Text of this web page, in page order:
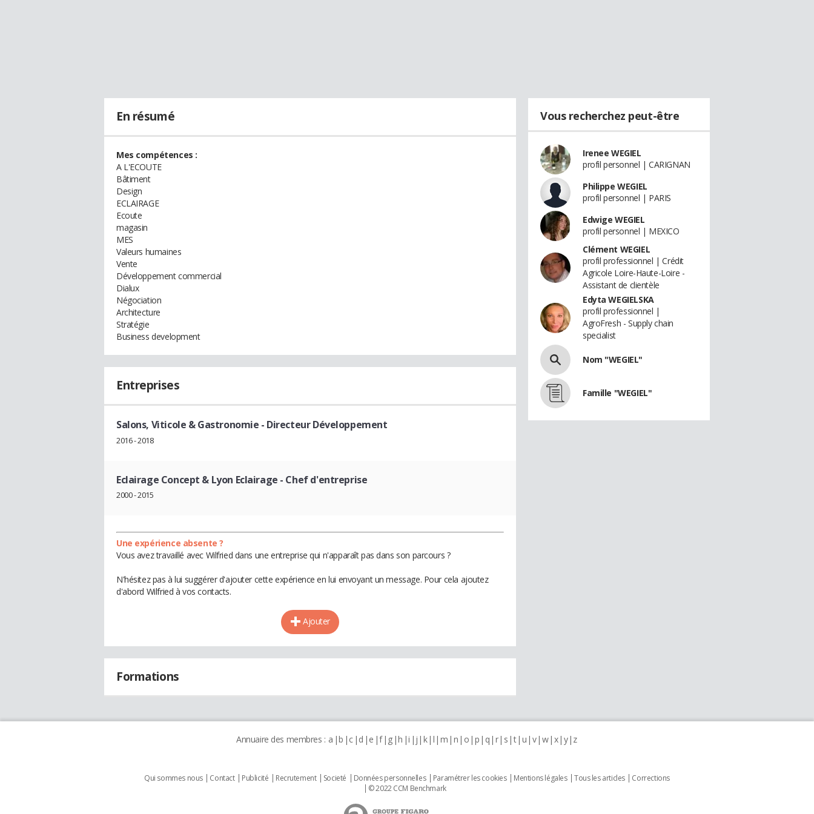
En résumé
Mes compétences :
A L'ECOUTE
Bâtiment
Design
ECLAIRAGE
Ecoute
magasin
MES
Valeurs humaines
Vente
Développement commercial
Dialux
Négociation
Architecture
Stratégie
Business development
Entreprises
Salons, Viticole & Gastronomie - Directeur Développement
2016 - 2018
Eclairage Concept & Lyon Eclairage - Chef d'entreprise
2000 - 2015
Une expérience absente ?
Vous avez travaillé avec Wilfried dans une entreprise qui n'apparaît pas dans son parcours ?
N'hésitez pas à lui suggérer d'ajouter cette expérience en lui envoyant un message. Pour cela ajoutez
d'abord Wilfried à vos contacts.
Ajouter
Formations
Vous recherchez peut-être
Irenee WEGIEL
profil personnel | CARIGNAN
Philippe WEGIEL
profil personnel | PARIS
Edwige WEGIEL
profil personnel | MEXICO
Clément WEGIEL
profil professionnel | Crédit
Agricole Loire-Haute-Loire -
Assistant de clientèle
Edyta WEGIELSKA
profil professionnel |
AgroFresh - Supply chain
specialist
Nom "WEGIEL"
Famille "WEGIEL"
Annuaire des membres : a b c d e f g h i j k l m n o p q r s t u v w x y z
Qui sommes nous Contact Publicité Recrutement Societé Données personnelles Paramétrer les cookies Mentions légales Tous les articles
Corrections
© 2022 CCM Benchmark